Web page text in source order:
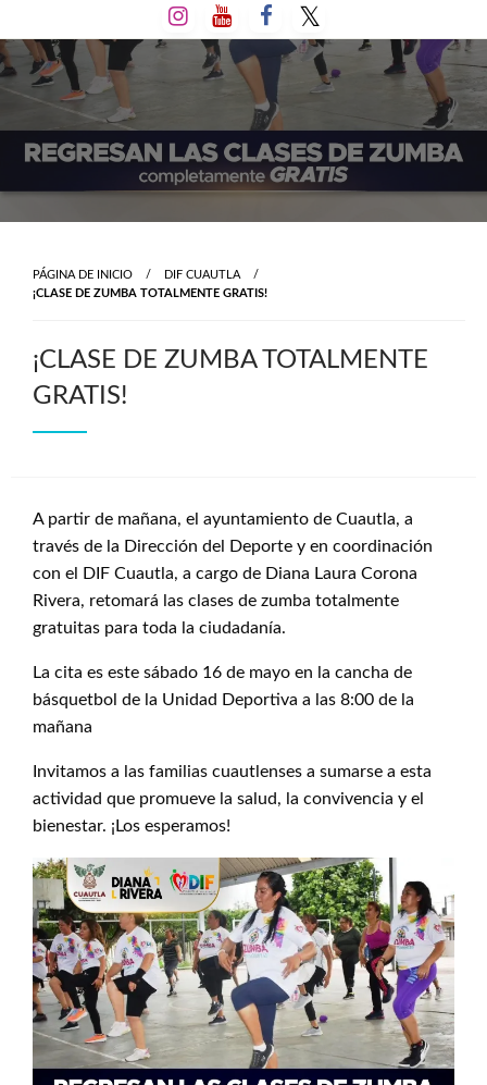
al
contenido
PÁGINA DE INICIO
DIF CUAUTLA
¡CLASE DE ZUMBA TOTALMENTE GRATIS!
¡CLASE DE ZUMBA TOTALMENTE
GRATIS!
A partir de mañana, el ayuntamiento de Cuautla, a
través de la Dirección del Deporte y en coordinación
con el DIF Cuautla, a cargo de Diana Laura Corona
Rivera, retomará las clases de zumba totalmente
gratuitas para toda la ciudadanía.
La cita es este sábado 16 de mayo en la cancha de
básquetbol de la Unidad Deportiva a las 8:00 de la
mañana
Invitamos a las familias cuautlenses a sumarse a esta
actividad que promueve la salud, la convivencia y el
bienestar. ¡Los esperamos!